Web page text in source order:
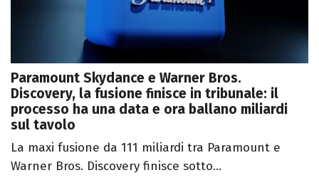
Paramount Skydance e Warner Bros.
Discovery, la fusione finisce in tribunale: il
processo ha una data e ora ballano miliardi
sul tavolo
La maxi fusione da 111 miliardi tra Paramount e
Warner Bros. Discovery finisce sotto...